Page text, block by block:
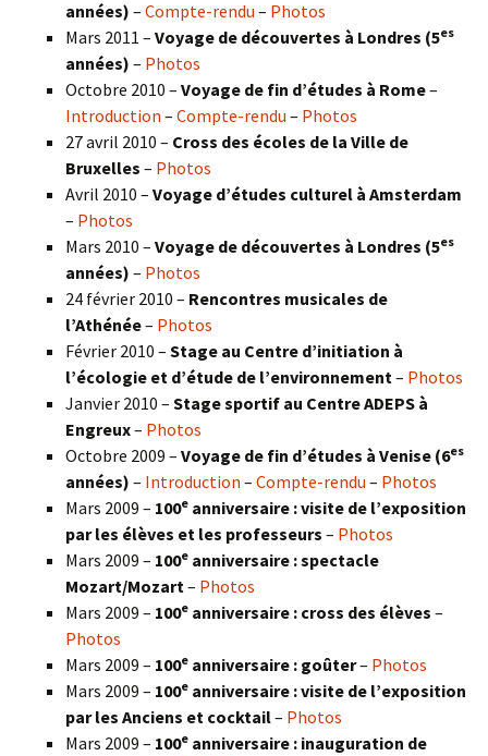
années) – Compte-rendu – Photos
Mars 2011 – Voyage de découvertes à Londres (5es
années) – Photos
Octobre 2010 – Voyage de fin d’études à Rome–
Introduction – Compte-rendu – Photos
27 avril 2010 – Cross des écoles de la Ville de
Bruxelles – Photos
Avril 2010 – Voyage d’études culturel à Amsterdam
– Photos
Mars 2010 – Voyage de découvertes à Londres (5es
années) – Photos
24 février 2010 – Rencontres musicales de
l’Athénée– Photos
Février 2010 – Stage au Centre d’initiation à
l’écologie et d’étude de l’environnement – Photos
Janvier 2010 – Stage sportif au Centre ADEPS à
Engreux– Photos
Octobre 2009 – Voyage de fin d’études à Venise (6es
années) – Introduction – Compte-rendu – Photos
Mars 2009 – 100e anniversaire : visite de l’exposition
par les élèves et les professeurs – Photos
Mars 2009 – 100e anniversaire : spectacle
Mozart/Mozart – Photos
Mars 2009 – 100e anniversaire : cross des élèves –
Photos
Mars 2009 – 100e anniversaire : goûter– Photos
Mars 2009 – 100e anniversaire : visite de l’exposition
par les Anciens et cocktail– Photos
Mars 2009 – 100e anniversaire : inauguration de